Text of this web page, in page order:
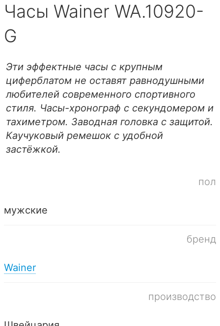
Часы Wainer WA.10920-
G
Эти эффектные часы с крупным
циферблатом не оставят равнодушными
любителей современного спортивного
стиля. Часы-хронограф с секундомером и
тахиметром. Заводная головка с защитой.
Каучуковый ремешок с удобной
застёжкой.
пол
мужские
бренд
Wainer
производство